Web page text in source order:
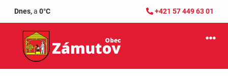
Dnes,a 0°C +421 57 449 63 01